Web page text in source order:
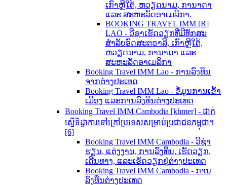
ເກົາຫຼີໃຕ້, ຫວຽດນາມ, ການາດາ
ແລະ ສະຫະລັດອາເມລິກາ.
BOOKING TRAVEL IMM [R]
LAO - ວີຊາເຮັດວຽກທີ່ມີທັກສະ
ສຳລັບອົດສະຕຣາລີ, ເກົາຫຼີໃຕ້,
ຫວຽດນາມ, ການາດາ ແລະ
ສະຫະລັດອາເມລິກາ
Booking Travel IMM Lao - ການລົງທຶນ
ຈາກຕ່າງປະເທດ
Booking Travel IMM Lao - ຂໍ້ມູນການເຂົ້າ
ເມືອງ ແລະການລົງທຶນຕ່າງປະເທດ
Booking Travel IMM Cambodia [khmer] - ដាក់
ស្នើទិដ្ឋាការទៅក្រៅប្រទេសសម្រាប់ប្រជាជនកម្ពុជា។
[6]
Booking Travel IMM Cambodia - ວີຊ່າ
ຮຽນ, ແຕ່ງງານ, ການລົງທຶນ, ເຮັດວຽກ,
ເດີນທາງ, ແລະເຮັດວຽກຢູ່ຕ່າງປະເທດ
Booking Travel IMM Cambodia - ການ
ລົງທຶນຕ່າງປະເທດ